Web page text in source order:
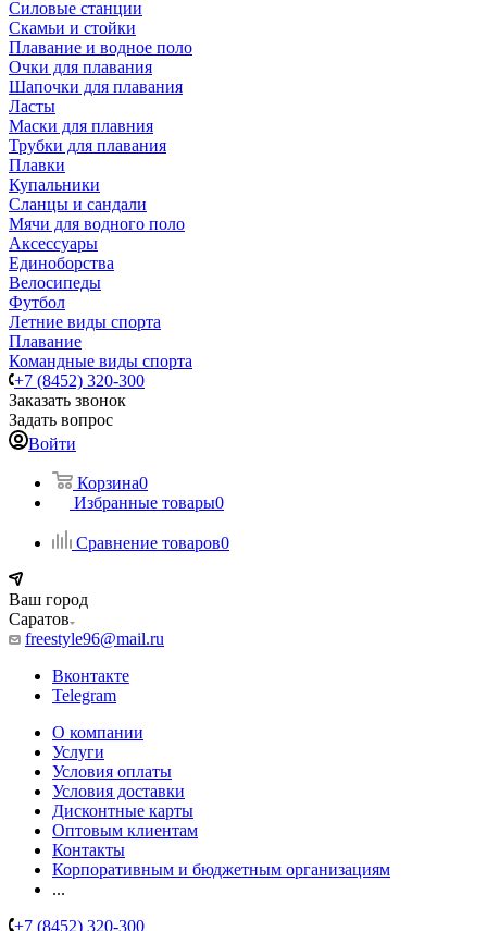
Силовые станции
Скамьи и стойки
Плавание и водное поло
Очки для плавания
Шапочки для плавания
Ласты
Маски для плавния
Трубки для плавания
Плавки
Купальники
Сланцы и сандали
Мячи для водного поло
Аксессуары
Единоборства
Велосипеды
Футбол
Летние виды спорта
Плавание
Командные виды спорта
+7 (8452) 320-300
Заказать звонок
Задать вопрос
Войти
Корзина0
Избранные товары0
Сравнение товаров0
Ваш город
Саратов
freestyle96@mail.ru
Вконтакте
Telegram
О компании
Услуги
Условия оплаты
Условия доставки
Дисконтные карты
Оптовым клиентам
Контакты
Корпоративным и бюджетным организациям
...
+7 (8452) 320-300